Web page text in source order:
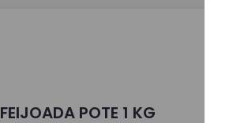
FEIJOADA POTE 1 KG